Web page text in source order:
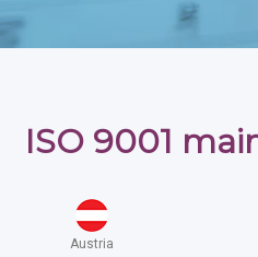
ISO 9001
Austria